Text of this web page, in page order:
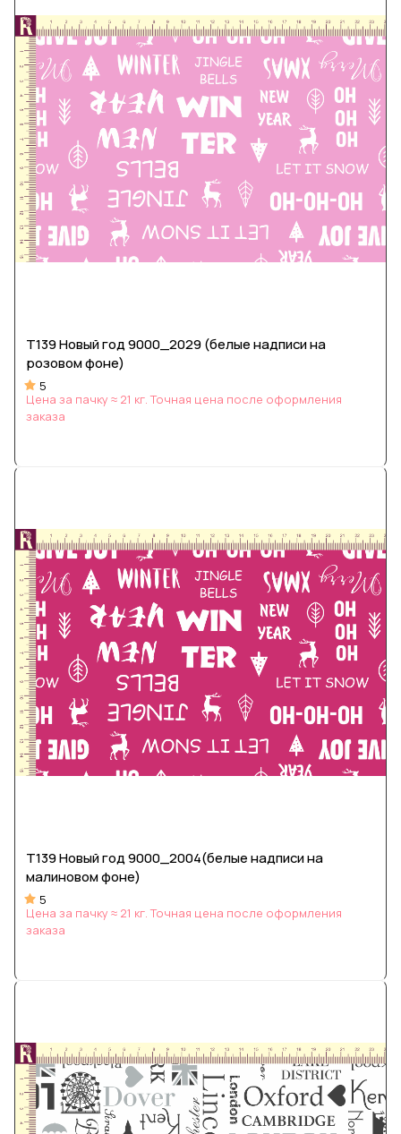
Т139 Новый год 9000_2029 (белые надписи на
розовом фоне)
5
Цена за пачку ≈ 21 кг. Точная цена после оформления
заказа
Т139 Новый год 9000_2004(белые надписи на
малиновом фоне)
5
Цена за пачку ≈ 21 кг. Точная цена после оформления
заказа